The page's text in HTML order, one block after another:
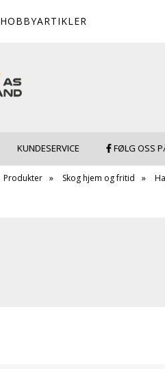
HOBBYARTIKLER
KUNDESERVICE FØLG OSS
Produkter Skog hjem og fritid